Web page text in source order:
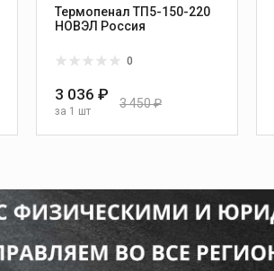
Термопенал ТП5-150-220
НОВЭЛ Россия
0
3 036 ₽
за 1 шт
3 450 ₽